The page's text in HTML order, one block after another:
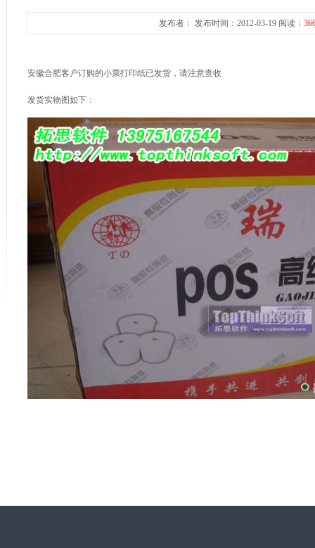
发布者： 发布时间：2012-03-19 阅读：
安徽合肥客户订购的小票打印纸已发货，请注意查收
发货实物图如下：